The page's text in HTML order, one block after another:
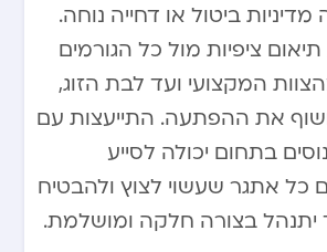
ביטול או דחייה נוחה.
ציפיות מול כל הגורמים
המקצועי ועד לבת הזוג,
את ההפתעה. התייעצות עם
בתחום יכולה לסייע
כל אתגר שעשוי לצוץ ולהבטיח
יתנהל בצורה חלקה ומושלמת.